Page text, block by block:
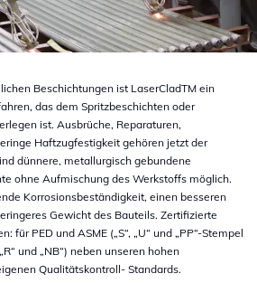
Beschichtungen ist LaserCladTM ein
das dem Spritzbeschichten oder
ist. Ausbrüche, Reparaturen,
Haftzugfestigkeit gehören jetzt der
dünnere, metallurgisch gebundene
ohne Aufmischung des Werkstoffs möglich.
Korrosionsbeständigkeit, einen besseren
Gewicht des Bauteils. Zertifizierte
für PED und ASME („S“, „U“ und „PP“-Stempel
und „NB“) neben unseren hohen
Qualitätskontroll- Standards.